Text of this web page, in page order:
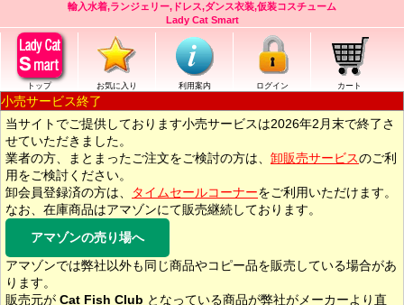
輸入水着,ランジェリー,ドレス,ダンス衣装,仮装コスチューム
Lady Cat Smart
トップ お気に入り 利用案内 ログイン カート
小売サービス終了
当サイトでご提供しております小売サービスは2026年2月末で終了さ
せていただきました。
業者の方、まとまったご注文をご検討の方は、 卸販売サービスのご利
用をご検討ください。
卸会員登録済の方は、
タイムセールコーナーをご利用いただけます。
なお、在庫商品はアマゾンにて販売継続しております。
アマゾンの売り場へ
アマゾンでは弊社以外も同じ商品やコピー品を販売している場合があ
ります。
販売元が Cat Fish Club となっている商品が弊社がメーカーより直